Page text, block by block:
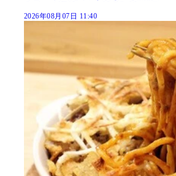
2026年08月07日 11:40